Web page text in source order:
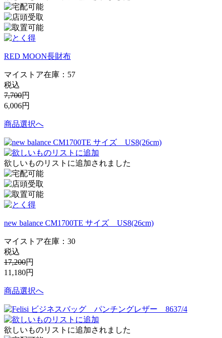
RED MOON長財布
マイストア在庫： 57
税込
7,700円
6,006円
商品選択へ
欲しいものリストに追加されました
new balance CM1700TE サイズ US8(26cm)
マイストア在庫： 30
税込
17,200円
11,180円
商品選択へ
欲しいものリストに追加されました